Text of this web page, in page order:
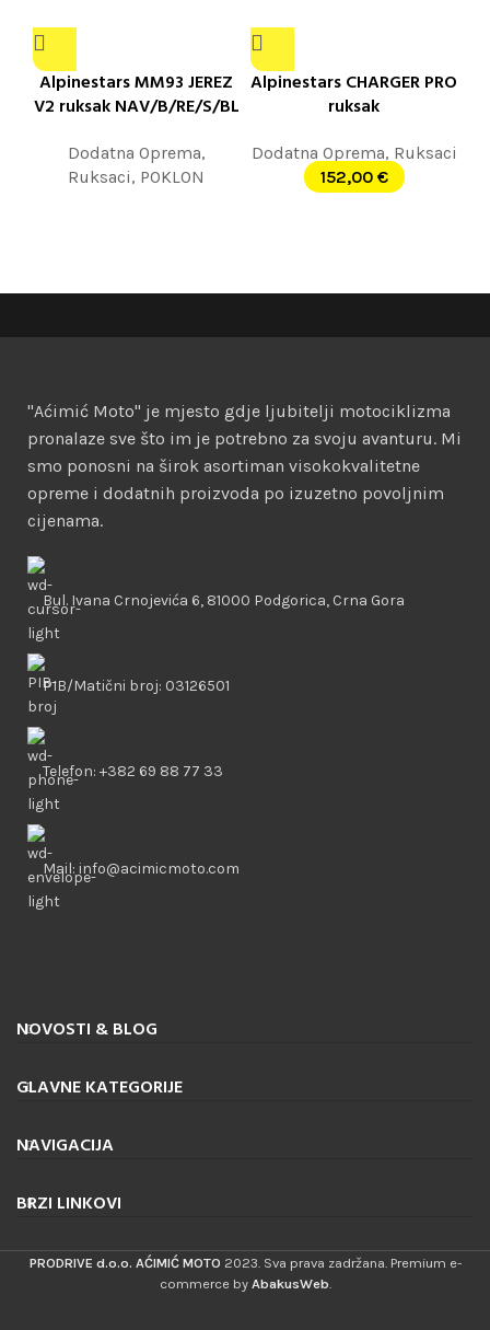
Alpinestars MM93 JEREZ
V2 ruksak NAV/B/RE/S/BL
Dodatna Oprema,
Ruksaci, POKLON
Alpinestars CHARGER PRO
ruksak
Dodatna Oprema, Ruksaci
152,00 €
"Aćimić Moto" je mjesto gdje ljubitelji motociklizma
pronalaze sve što im je potrebno za svoju avanturu. Mi
smo ponosni na širok asortiman visokokvalitetne
opreme i dodatnih proizvoda po izuzetno povoljnim
cijenama.
Bul. Ivana Crnojevića 6, 81000 Podgorica, Crna Gora
PIB/Matični broj: 03126501
Telefon: +382 69 88 77 33
Mail: info@acimicmoto.com
NOVOSTI & BLOG
GLAVNE KATEGORIJE
NAVIGACIJA
BRZI LINKOVI
PRODRIVE d.o.o. AĆIMIĆ MOTO 2023. Sva prava zadržana. Premium e-
commerce by AbakusWeb